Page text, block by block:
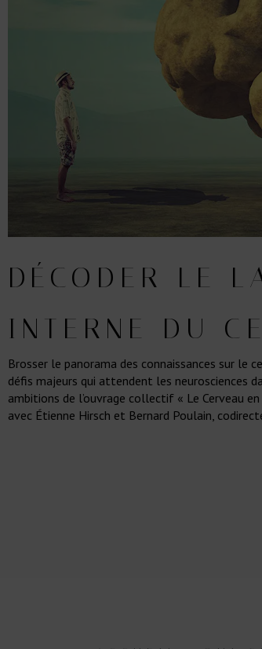
DÉCODER LE
INTERNE DU
Brosser le panorama des connaissances sur le
défis majeurs qui attendent les neurosciences
ambitions de l’ouvrage collectif « Le Cerveau
avec Étienne Hirsch et Bernard Poulain,